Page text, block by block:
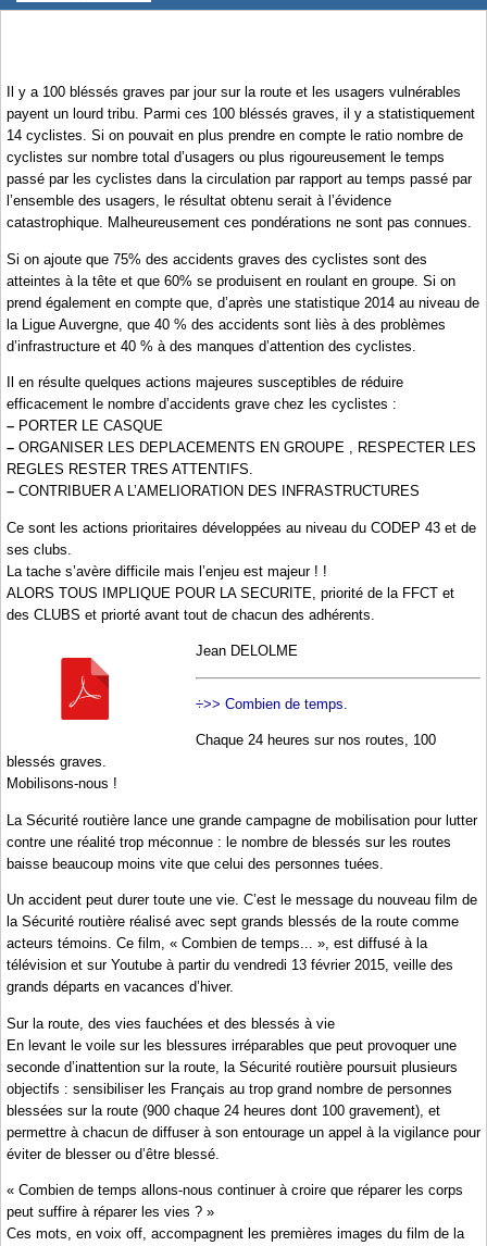
Il y a 100 bléssés graves par jour sur la route et les usagers vulnérables
payent un lourd tribu. Parmi ces 100 bléssés graves, il y a statistiquement
14 cyclistes. Si on pouvait en plus prendre en compte le ratio nombre de
cyclistes sur nombre total d’usagers ou plus rigoureusement le temps
passé par les cyclistes dans la circulation par rapport au temps passé par
l’ensemble des usagers, le résultat obtenu serait à l’évidence
catastrophique. Malheureusement ces pondérations ne sont pas connues.
Si on ajoute que 75% des accidents graves des cyclistes sont des
atteintes à la tête et que 60% se produisent en roulant en groupe. Si on
prend également en compte que, d’après une statistique 2014 au niveau de
la Ligue Auvergne, que 40 % des accidents sont liès à des problèmes
d’infrastructure et 40 % à des manques d’attention des cyclistes.
Il en résulte quelques actions majeures susceptibles de réduire
efficacement le nombre d’accidents grave chez les cyclistes :
– PORTER LE CASQUE
– ORGANISER LES DEPLACEMENTS EN GROUPE , RESPECTER LES
REGLES RESTER TRES ATTENTIFS.
– CONTRIBUER A L’AMELIORATION DES INFRASTRUCTURES
Ce sont les actions prioritaires développées au niveau du CODEP 43 et de
ses clubs.
La tache s’avère difficile mais l’enjeu est majeur ! !
ALORS TOUS IMPLIQUE POUR LA SECURITE, priorité de la FFCT et
des CLUBS et priorté avant tout de chacun des adhérents.
Jean DELOLME
÷>> Combien de temps.
Chaque 24 heures sur nos routes, 100
blessés graves.
Mobilisons-nous !
La Sécurité routière lance une grande campagne de mobilisation pour lutter
contre une réalité trop méconnue : le nombre de blessés sur les routes
baisse beaucoup moins vite que celui des personnes tuées.
Un accident peut durer toute une vie. C’est le message du nouveau film de
la Sécurité routière réalisé avec sept grands blessés de la route comme
acteurs témoins. Ce film, « Combien de temps... », est diffusé à la
télévision et sur Youtube à partir du vendredi 13 février 2015, veille des
grands départs en vacances d’hiver.
Sur la route, des vies fauchées et des blessés à vie
En levant le voile sur les blessures irréparables que peut provoquer une
seconde d’inattention sur la route, la Sécurité routière poursuit plusieurs
objectifs : sensibiliser les Français au trop grand nombre de personnes
blessées sur la route (900 chaque 24 heures dont 100 gravement), et
permettre à chacun de diffuser à son entourage un appel à la vigilance pour
éviter de blesser ou d’être blessé.
« Combien de temps allons-nous continuer à croire que réparer les corps
peut suffire à réparer les vies ? »
Ces mots, en voix off, accompagnent les premières images du film de la